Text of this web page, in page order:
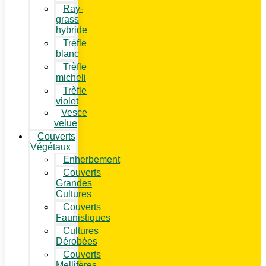
Ray-
grass
hybride
Trèfle
blanc
Trèfle
micheli
Trèfle
violet
Vesce
velue
Couverts
Végétaux
Enherbement
Couverts
Grandes
Cultures
Couverts
Faunistiques
Cultures
Dérobées
Couverts